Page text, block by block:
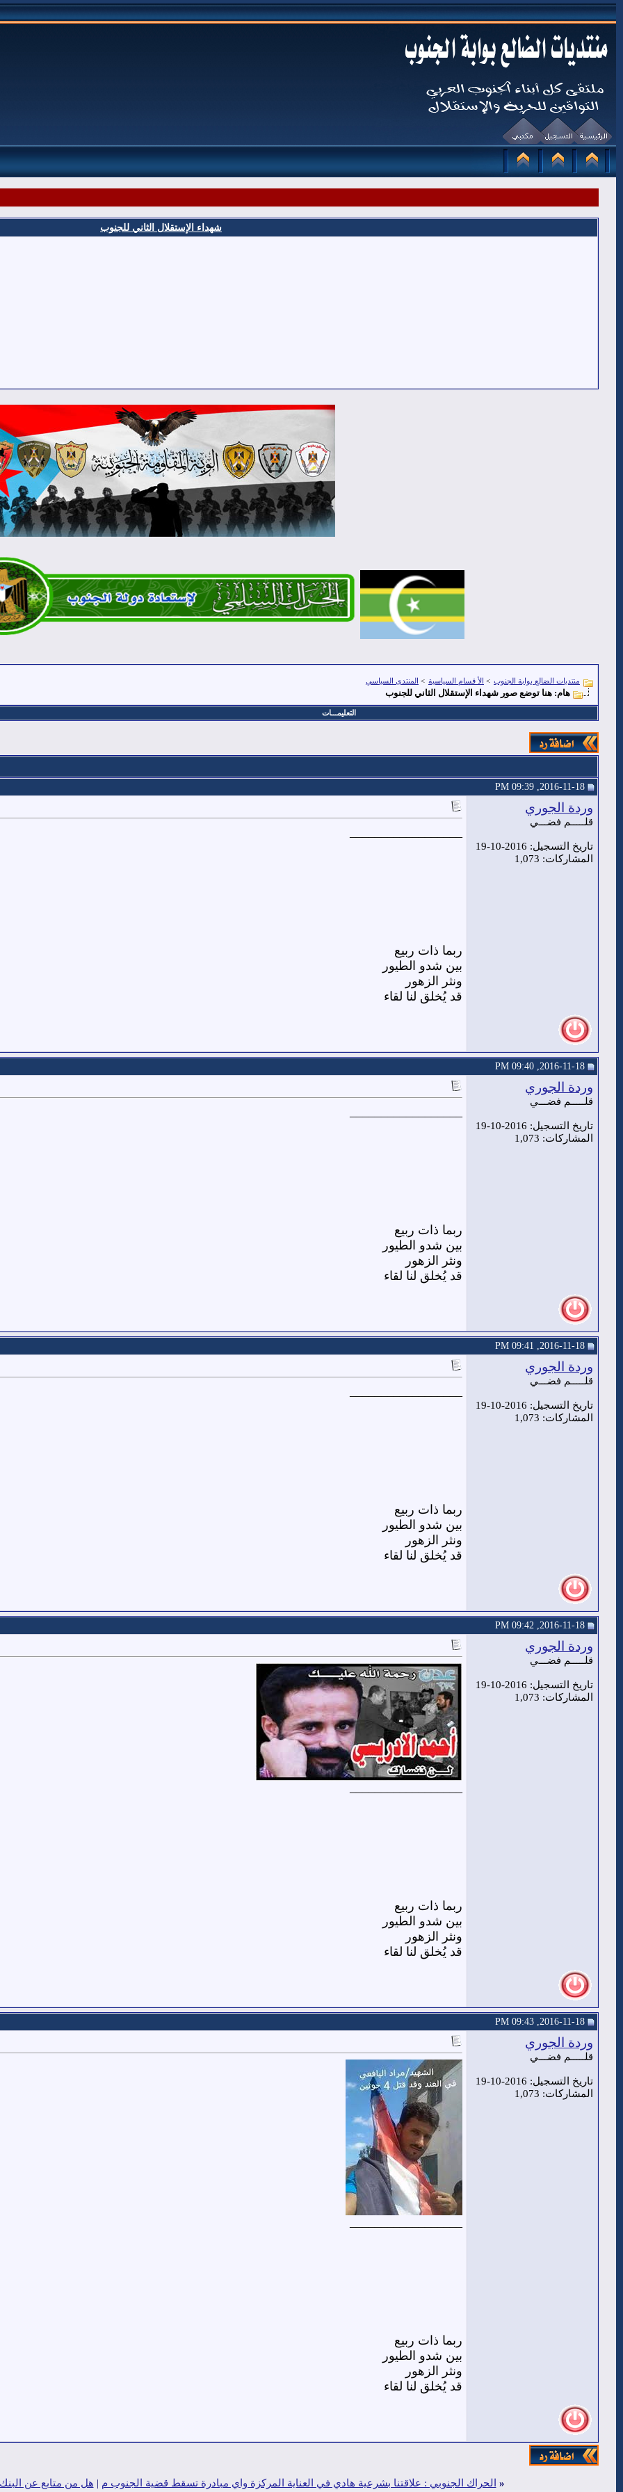
شهداء الإستقلال الثاني للجنوب
منتديات الضالع بوابة الجنوب > الأ قسام السياسية > المنتدى السياسي
هام: هنا توضع صور شهداء الإستقلال الثاني للجنوب
التعليمـــات
وردة الجوري
قلـــــم فضـــي
تاريخ التسجيل: 2016-10-19
المشاركات: 1,073
ربما ذات ربيع
بين شدو الطيور
ونثر الزهور
قد يُخلق لنا لقاء
وردة الجوري
قلـــــم فضـــي
تاريخ التسجيل: 2016-10-19
المشاركات: 1,073
ربما ذات ربيع
بين شدو الطيور
ونثر الزهور
قد يُخلق لنا لقاء
وردة الجوري
قلـــــم فضـــي
تاريخ التسجيل: 2016-10-19
المشاركات: 1,073
ربما ذات ربيع
بين شدو الطيور
ونثر الزهور
قد يُخلق لنا لقاء
وردة الجوري
قلـــــم فضـــي
تاريخ التسجيل: 2016-10-19
المشاركات: 1,073
ربما ذات ربيع
بين شدو الطيور
ونثر الزهور
قد يُخلق لنا لقاء
وردة الجوري
قلـــــم فضـــي
تاريخ التسجيل: 2016-10-19
المشاركات: 1,073
ربما ذات ربيع
بين شدو الطيور
ونثر الزهور
قد يُخلق لنا لقاء
« الحراك الجنوبي : علاقتنا بشرعية هادي في العناية المركزة واي مبادرة تسقط قضية الجنوب م | هل من متابع عن